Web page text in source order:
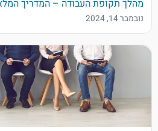
מהלך תקופת העבודה – המדריך המלא
נובמבר 14, 2024